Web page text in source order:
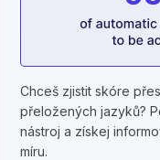
Chceš zjistit skóre
přeložených jazyků?
nástroj a získej
míru.